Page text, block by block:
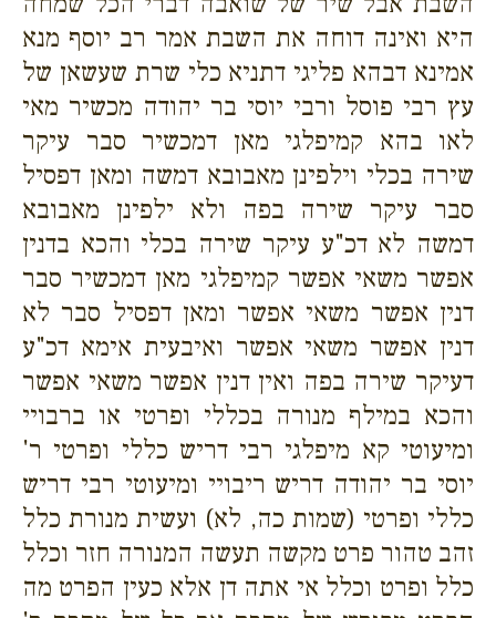
היא ואינה דוחה את השבת אמר רב יוסף מנא
אמינא דבהא פליגי דתניא כלי שרת שעשאן של
עץ רבי פוסל ורבי יוסי בר יהודה מכשיר מאי
לאו בהא קמיפלגי מאן דמכשיר סבר עיקר
שירה בכלי וילפינן מאבובא דמשה ומאן דפסיל
סבר עיקר שירה בפה ולא ילפינן מאבובא
דמשה לא דכ"ע עיקר שירה בכלי והכא בדנין
אפשר משאי אפשר קמיפלגי מאן דמכשיר סבר
דנין אפשר משאי אפשר ומאן דפסיל סבר לא
דנין אפשר משאי אפשר ואיבעית אימא דכ"ע
דעיקר שירה בפה ואין דנין אפשר משאי אפשר
והכא במילף מנורה בכללי ופרטי או ברבויי
ומיעוטי קא מיפלגי רבי דריש כללי ופרטי ר'
יוסי בר יהודה דריש ריבויי ומיעוטי רבי דריש
כללי ופרטי (שמות כה, לא) ועשית מנורת כלל
זהב טהור פרט מקשה תעשה המנורה חזר וכלל
כלל ופרט וכלל אי אתה דן אלא כעין הפרט מה